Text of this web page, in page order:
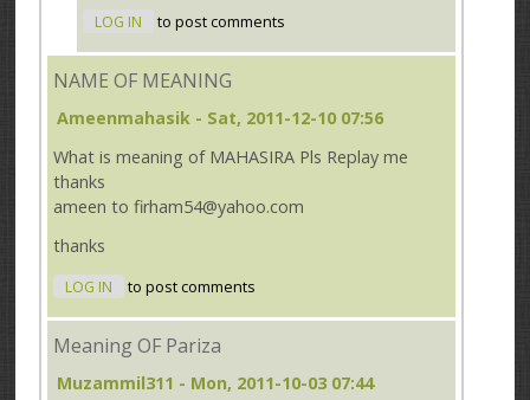
LOG IN to post comments
NAME OF MEANING
Ameenmahasik - Sat, 2011-12-10 07:56
What is meaning of MAHASIRA Pls Replay me
thanks
ameen to firham54@yahoo.com
thanks
LOG IN to post comments
Meaning OF Pariza
Muzammil311 - Mon, 2011-10-03 07:44